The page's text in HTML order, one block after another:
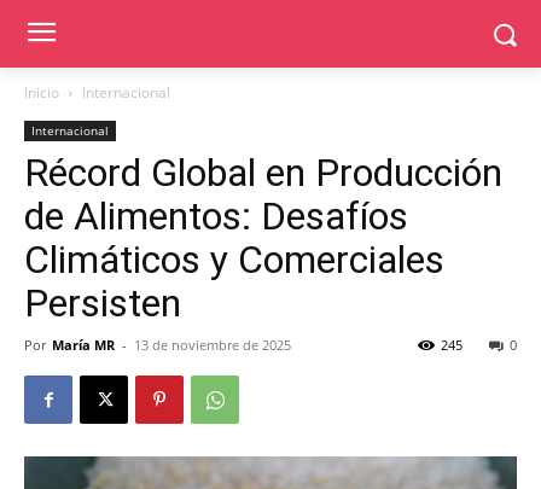
Inicio Internacional
Internacional
Récord Global en Producción
de Alimentos: Desafíos
Climáticos y Comerciales
Persisten
Por María MR - 13 de noviembre de 2025 0
245